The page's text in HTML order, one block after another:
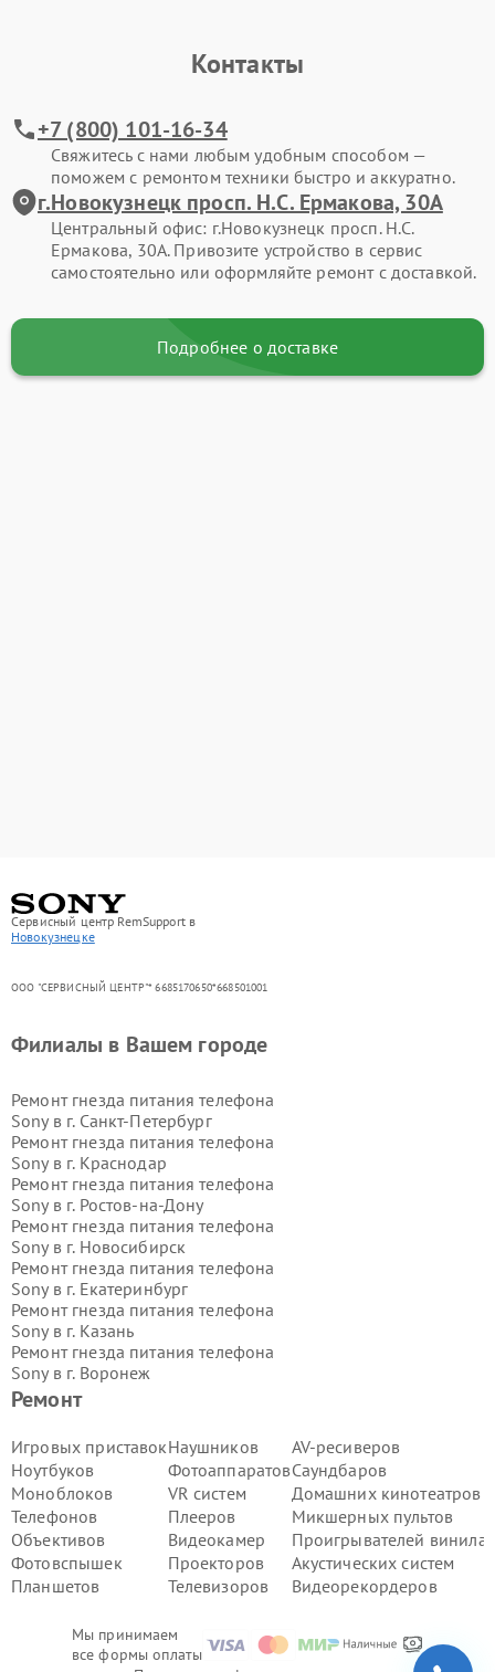
Контакты
+7 (800) 101-16-34
Свяжитесь с нами любым удобным способом —
поможем с ремонтом техники быстро и аккуратно.
г.Новокузнецк просп. Н.С. Ермакова, 30А
Центральный офис: г.Новокузнецк просп. Н.С.
Ермакова, 30А. Привозите устройство в сервис
самостоятельно или оформляйте ремонт с доставкой.
Подробнее о доставке
Сервисный центр RemSupport в
Новокузнецке
ООО "СЕРВИСНЫЙ ЦЕНТР"* 6685170650*668501001
Мы принимаем
все формы оплаты
Ремонт
Игровых приставок
Ноутбуков
Моноблоков
Телефонов
Объективов
Фотовспышек
Планшетов
Наушников
Фотоаппаратов
VR систем
Плееров
Видеокамер
Проекторов
Телевизоров
AV-ресиверов
Саундбаров
Домашних кинотеатров
Микшерных пультов
Проигрывателей винила
Акустических систем
Видеорекордеров
Филиалы в Вашем городе
Ремонт гнезда питания телефона
Sony в г. Санкт-Петербург
Ремонт гнезда питания телефона
Sony в г. Краснодар
Ремонт гнезда питания телефона
Sony в г. Ростов-на-Дону
Ремонт гнезда питания телефона
Sony в г. Новосибирск
Ремонт гнезда питания телефона
Sony в г. Екатеринбург
Ремонт гнезда питания телефона
Sony в г. Казань
Ремонт гнезда питания телефона
Sony в г. Воронеж
Ремонт гнезда питания телефона
Sony в г.Волгоград
Sony в г.Самара
Ремонт гнезда питания телефона
Sony в г.Пермь
Ремонт гнезда питания телефона
Sony в г.Красноярск
Ремонт гнезда питания телефона
Sony в г.Ижевск
Ремонт гнезда питания телефона
Sony в г. Челябинск
Ремонт гнезда питания телефона
Sony в г.Тюмень